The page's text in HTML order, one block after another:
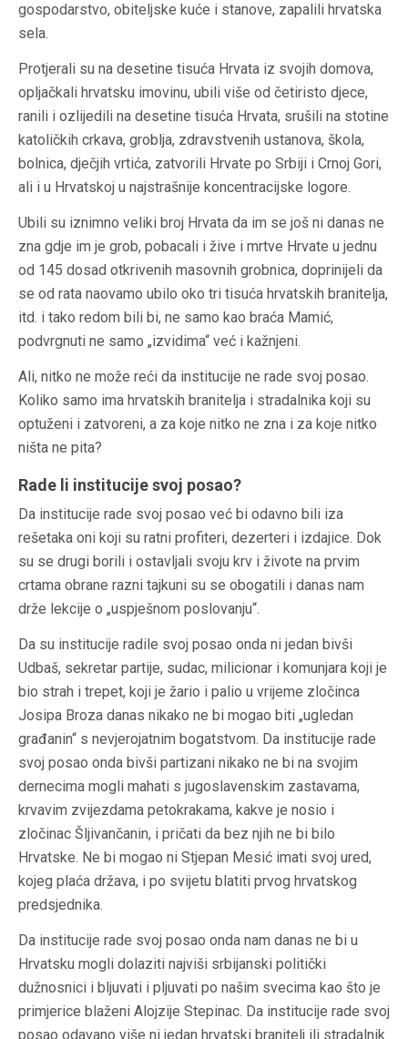
gospodarstvo, obiteljske kuće i stanove, zapalili hrvatska
sela.
Protjerali su na desetine tisuća Hrvata iz svojih domova,
opljačkali hrvatsku imovinu, ubili više od četiristo djece,
ranili i ozlijedili na desetine tisuća Hrvata, srušili na stotine
katoličkih crkava, groblja, zdravstvenih ustanova, škola,
bolnica, dječjih vrtića, zatvorili Hrvate po Srbiji i Crnoj Gori,
ali i u Hrvatskoj u najstrašnije koncentracijske logore.
Ubili su iznimno veliki broj Hrvata da im se još ni danas ne
zna gdje im je grob, pobacali i žive i mrtve Hrvate u jednu
od 145 dosad otkrivenih masovnih grobnica, doprinijeli da
se od rata naovamo ubilo oko tri tisuća hrvatskih branitelja,
itd. i tako redom bili bi, ne samo kao braća Mamić,
podvrgnuti ne samo „izvidima“ već i kažnjeni.
Ali, nitko ne može reći da institucije ne rade svoj posao.
Koliko samo ima hrvatskih branitelja i stradalnika koji su
optuženi i zatvoreni, a za koje nitko ne zna i za koje nitko
ništa ne pita?
Rade li institucije svoj posao?
Da institucije rade svoj posao već bi odavno bili iza
rešetaka oni koji su ratni profiteri, dezerteri i izdajice. Dok
su se drugi borili i ostavljali svoju krv i živote na prvim
crtama obrane razni tajkuni su se obogatili i danas nam
drže lekcije o „uspješnom poslovanju“.
Da su institucije radile svoj posao onda ni jedan bivši
Udbaš, sekretar partije, sudac, milicionar i komunjara koji je
bio strah i trepet, koji je žario i palio u vrijeme zločinca
Josipa Broza danas nikako ne bi mogao biti „ugledan
građanin“ s nevjerojatnim bogatstvom. Da institucije rade
svoj posao onda bivši partizani nikako ne bi na svojim
dernecima mogli mahati s jugoslavenskim zastavama,
krvavim zvijezdama petokrakama, kakve je nosio i
zločinac Šljivančanin, i pričati da bez njih ne bi bilo
Hrvatske. Ne bi mogao ni Stjepan Mesić imati svoj ured,
kojeg plaća država, i po svijetu blatiti prvog hrvatskog
predsjednika.
Da institucije rade svoj posao onda nam danas ne bi u
Hrvatsku mogli dolaziti najviši srbijanski politički
dužnosnici i bljuvati i pljuvati po našim svecima kao što je
primjerice blaženi Alojzije Stepinac. Da institucije rade svoj
posao odavano više ni jedan hrvatski branitelj ili stradalnik